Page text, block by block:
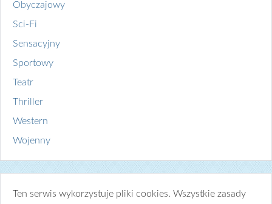
Obyczajowy
Sci-Fi
Sensacyjny
Sportowy
Teatr
Thriller
Western
Wojenny
Ten serwis wykorzystuje pliki cookies. Wszystkie zasady